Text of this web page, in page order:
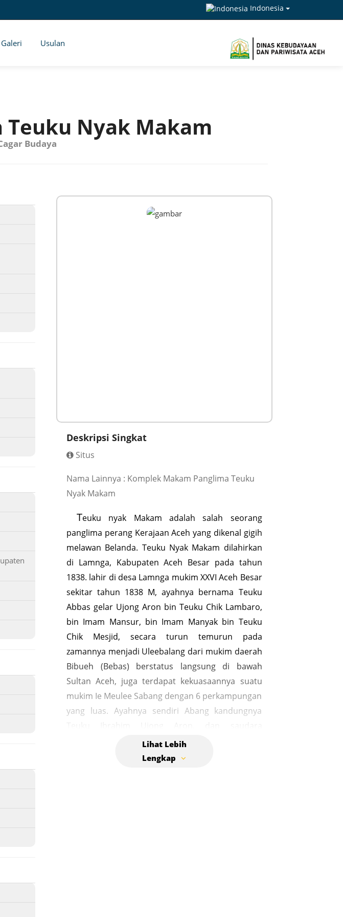
Indonesia
Galeri Usulan
Nyak Makam
Budaya
Deskripsi Singkat
Situs
Nama Lainnya : Komplek Makam Panglima Teuku
Nyak Makam
Teuku nyak Makam adalah salah seorang
panglima perang Kerajaan Aceh yang dikenal gigih
melawan Belanda. Teuku Nyak Makam dilahirkan
di Lamnga, Kabupaten Aceh Besar pada tahun
1838. lahir di desa Lamnga mukim XXVI Aceh Besar
sekitar tahun 1838 M, ayahnya bernama Teuku
Abbas gelar Ujong Aron bin Teuku Chik Lambaro,
bin Imam Mansur, bin Imam Manyak bin Teuku
Chik Mesjid, secara turun temurun pada
zamannya menjadi Uleebalang dari mukim daerah
Bibueh (Bebas) berstatus langsung di bawah
Sultan Aceh, juga terdapat kekuasaannya suatu
mukim Ie Meulee Sabang dengan 6 perkampungan
yang luas. Ayahnya sendiri Abang kandungnya
sepupunya Teuku Chik Ibrahim suami Cut Nyak
Dien. Beliau meninggal pada 21 Juli 1896.Beliau